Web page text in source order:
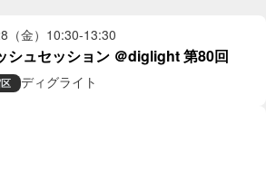
金） 10:30-13:30
シュセッション ＠diglight 第80回
ディグライト